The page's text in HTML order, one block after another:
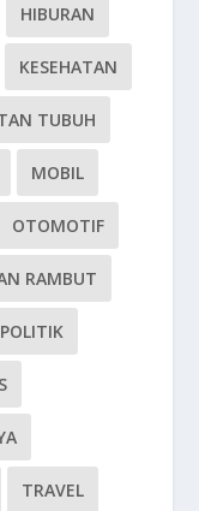
HIBURAN
KESEHATAN
TUBUH
MOBIL
OTOMOTIF
RAMBUT
POLITIK
TRAVEL